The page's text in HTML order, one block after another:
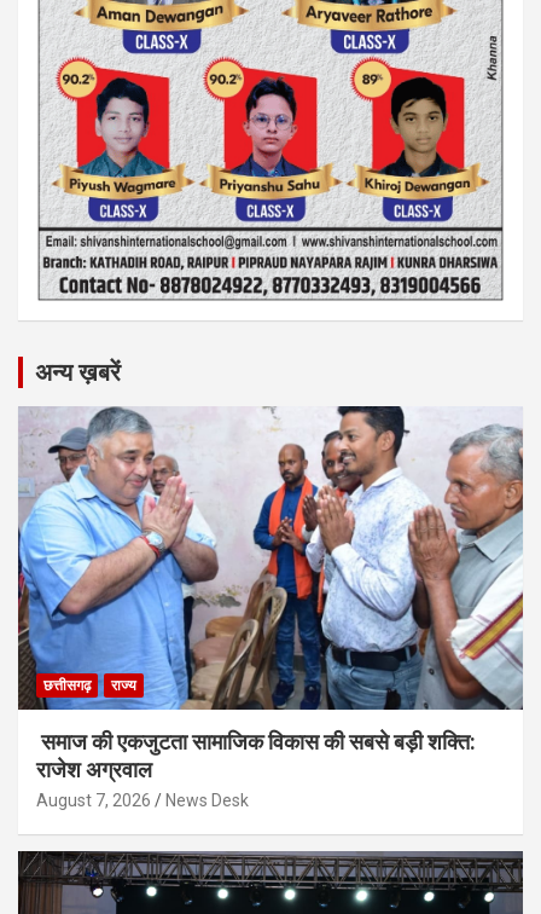
अन्य ख़बरें
छत्तीसगढ़ राज्य
समाज की एकजुटता सामाजिक विकास की सबसे बड़ी शक्ति:
राजेश अग्रवाल
August 7, 2026 News Desk